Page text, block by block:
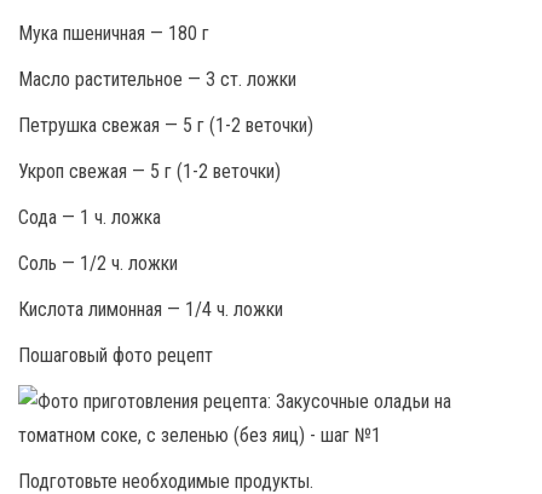
Мука пшеничная — 180 г
Масло растительное — 3 ст. ложки
Петрушка свежая — 5 г (1-2 веточки)
Укроп свежая — 5 г (1-2 веточки)
Сода — 1 ч. ложка
Соль — 1/2 ч. ложки
Кислота лимонная — 1/4 ч. ложки
Пошаговый фото рецепт
Подготовьте необходимые продукты.